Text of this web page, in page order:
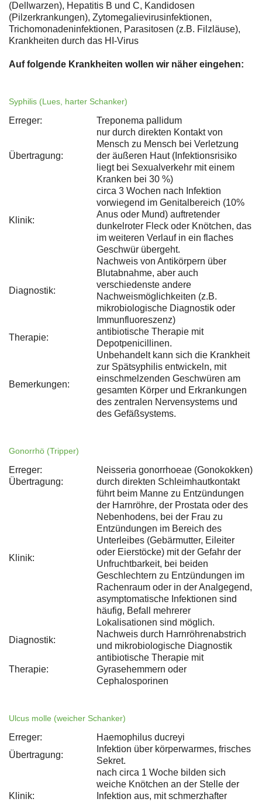
(Dellwarzen), Hepatitis B und C, Kandidosen
(Pilzerkrankungen), Zytomegalievirusinfektionen,
Trichomonadeninfektionen, Parasitosen (z.B. Filzläuse),
Krankheiten durch das HI-Virus
Auf folgende Krankheiten wollen wir näher eingehen:
Syphilis (Lues, harter Schanker)
Erreger: Treponema pallidum
Übertragung:
nur durch direkten Kontakt von
Mensch zu Mensch bei Verletzung
der äußeren Haut (Infektionsrisiko
liegt bei Sexualverkehr mit einem
Kranken bei 30 %)
Klinik:
circa 3 Wochen nach Infektion
vorwiegend im Genitalbereich (10%
Anus oder Mund) auftretender
dunkelroter Fleck oder Knötchen, das
im weiteren Verlauf in ein flaches
Geschwür übergeht.
Diagnostik:
Nachweis von Antikörpern über
Blutabnahme, aber auch
verschiedenste andere
Nachweismöglichkeiten (z.B.
mikrobiologische Diagnostik oder
Immunfluoreszenz)
Therapie:
antibiotische Therapie mit
Depotpenicillinen.
Bemerkungen:
Unbehandelt kann sich die Krankheit
zur Spätsyphilis entwickeln, mit
einschmelzenden Geschwüren am
gesamten Körper und Erkrankungen
des zentralen Nervensystems und
des Gefäßsystems.
Gonorrhö (Tripper)
Erreger:
Neisseria gonorrhoeae (Gonokokken)
Übertragung:
durch direkten Schleimhautkontakt
Klinik:
führt beim Manne zu Entzündungen
der Harnröhre, der Prostata oder des
Nebenhodens, bei der Frau zu
Entzündungen im Bereich des
Unterleibes (Gebärmutter, Eileiter
oder Eierstöcke) mit der Gefahr der
Unfruchtbarkeit, bei beiden
Geschlechtern zu Entzündungen im
Rachenraum oder in der Analgegend,
asymptomatische Infektionen sind
häufig, Befall mehrerer
Lokalisationen sind möglich.
Diagnostik:
Nachweis durch Harnröhrenabstrich
und mikrobiologische Diagnostik
Therapie:
antibiotische Therapie mit
Gyrasehemmern oder
Cephalosporinen
Ulcus molle (weicher Schanker)
Erreger:
Haemophilus ducreyi
Übertragung:
Infektion über körperwarmes, frisches
Sekret.
Klinik:
nach circa 1 Woche bilden sich
weiche Knötchen an der Stelle der
Infektion aus, mit schmerzhafter